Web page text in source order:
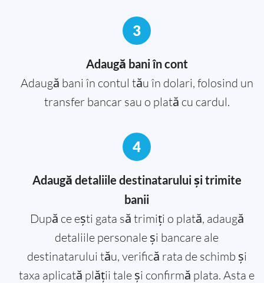
3
Adaugă bani în cont
Adaugă bani în contul tău în dolari, folosind un
transfer bancar sau o plată cu cardul.
4
Adaugă detaliile destinatarului și trimite
banii
După ce ești gata să trimiți o plată, adaugă
detaliile personale și bancare ale
destinatarului tău, verifică rata de schimb și
taxa aplicată plății tale și confirmă plata. Asta e